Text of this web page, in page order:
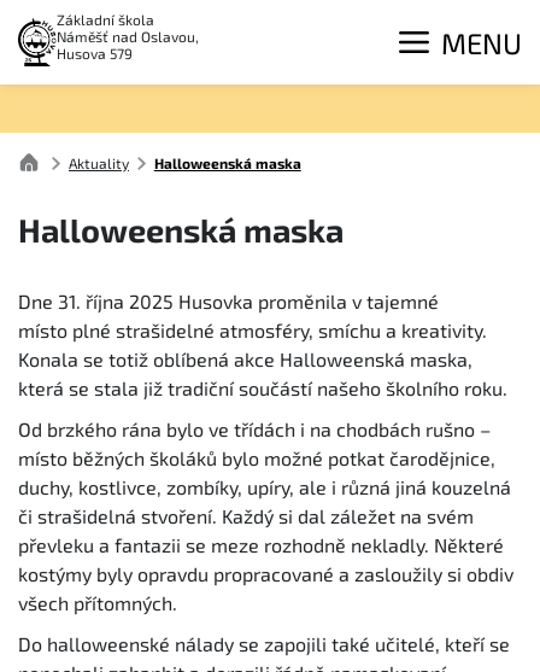
Základní škola
Náměšť nad Oslavou,
Husova 579
MENU
Aktuality Halloweenská maska
Halloweenská maska
Dne 31. října 2025 Husovka proměnila v tajemné
místo plné strašidelné atmosféry, smíchu a kreativity.
Konala se totiž oblíbená akce Halloweenská maska,
která se stala již tradiční součástí našeho školního roku.
Od brzkého rána bylo ve třídách i na chodbách rušno –
místo běžných školáků bylo možné potkat čarodějnice,
duchy, kostlivce, zombíky, upíry, ale i různá jiná kouzelná
či strašidelná stvoření. Každý si dal záležet na svém
převleku a fantazii se meze rozhodně nekladly. Některé
kostýmy byly opravdu propracované a zasloužily si obdiv
všech přítomných.
Do halloweenské nálady se zapojili také učitelé, kteří se